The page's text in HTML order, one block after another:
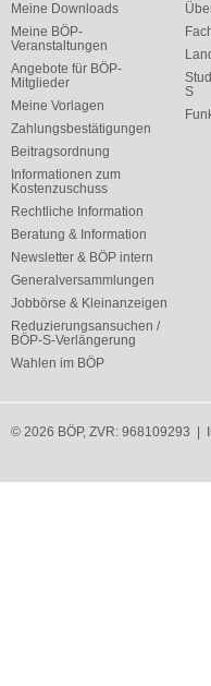
Meine Downloads
Meine BÖP-
Veranstaltungen
Angebote für BÖP-
Mitglieder
Meine Vorlagen
Zahlungsbestätigungen
Beitragsordnung
Informationen zum
Kostenzuschuss
Rechtliche Information
Beratung & Information
Newsletter & BÖP intern
Generalversammlungen
Jobbörse & Kleinanzeigen
Reduzierungsansuchen /
BÖP-S-Verlängerung
Wahlen im BÖP
S
© 2026 BÖP, ZVR: 968109293 |